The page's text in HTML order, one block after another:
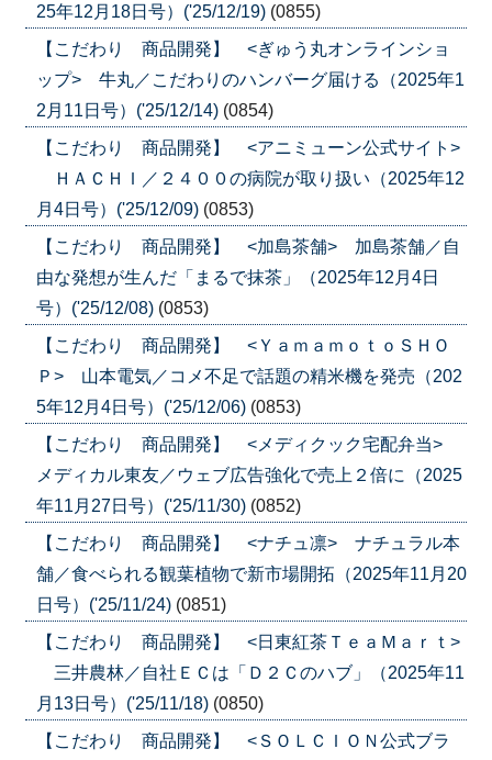
25年12月18日号）('25/12/19) (0855)
【こだわり 商品開発】 <ぎゅう丸オンラインショ
ップ> 牛丸／こだわりのハンバーグ届ける（2025年1
2月11日号）('25/12/14) (0854)
【こだわり 商品開発】 <アニミューン公式サイト>
ＨＡＣＨＩ／２４００の病院が取り扱い（2025年12
月4日号）('25/12/09) (0853)
【こだわり 商品開発】 <加島茶舗> 加島茶舗／自
由な発想が生んだ「まるで抹茶」（2025年12月4日
号）('25/12/08) (0853)
【こだわり 商品開発】 <ＹａｍａｍｏｔｏＳＨＯ
Ｐ> 山本電気／コメ不足で話題の精米機を発売（202
5年12月4日号）('25/12/06) (0853)
【こだわり 商品開発】 <メディクック宅配弁当>
メディカル東友／ウェブ広告強化で売上２倍に（2025
年11月27日号）('25/11/30) (0852)
【こだわり 商品開発】 <ナチュ凛> ナチュラル本
舗／食べられる観葉植物で新市場開拓（2025年11月20
日号）('25/11/24) (0851)
【こだわり 商品開発】 <日東紅茶ＴｅａＭａｒｔ>
三井農林／自社ＥＣは「Ｄ２Ｃのハブ」（2025年11
月13日号）('25/11/18) (0850)
【こだわり 商品開発】 <ＳＯＬＣＩＯＮ公式ブラ